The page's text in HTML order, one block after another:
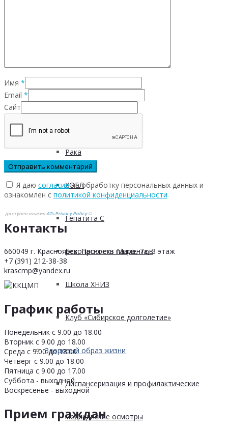
Рака
ХОБЛ
Гепатита С
Безопасность пациентов
Школа ХНИЗ
Клуб «Сибирское долголетие»
Здоровый образ жизни
Диспансеризация и профилактические
медицинские осмотры
Имя *
Email *
Сайт
Я даю согласиена обработку персональных данных и
ознакомлен с политикой конфиденциальности
доступен плагинATs Privacy Policy©
Контакты
660049 г. Красноярск, Проспект Мира, 7а, 3 этаж
+7 (391) 212-38-38
krascmp@yandex.ru
График работы
Понедельник с 9.00 до 18.00
Вторник с 9.00 до 18.00
Среда с 9.00 до 18.00
Четверг с 9.00 до 18.00
Пятница с 9.00 до 17.00
Суббота - выходной
Воскресенье - выходной
Прием граждан